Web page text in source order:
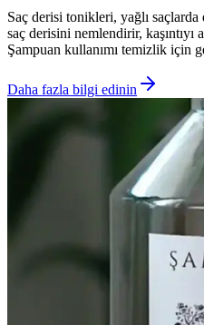
Saç derisi tonikleri, yağlı
saç derisini nemlendirir, kaşıntıyı
Şampuan kullanımı temizlik için
Daha fazla bilgi edinin